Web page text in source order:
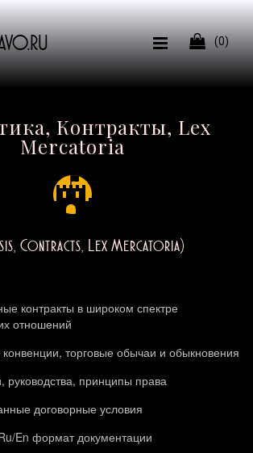
 (0)
Контракты, Lex
Mercatoria
Contracts, Lex Mercatoria)
контракты в широком спектре
отношений
торговые обычаи и обыкновения
руководства, принципы права
договорные условия
En формат документации